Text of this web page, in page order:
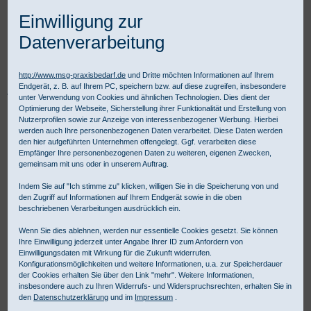
Praxisbedarf Shop Instrumente
Einmalinstrumente
CLINA STAR Einmalinstrumente
Pinzetten
Pinzette chirurgisch fein 11,5 cm
Einwilligung zur
Datenverarbeitung
http://www.msg-praxisbedarf.de und Dritte möchten Informationen auf Ihrem
Endgerät, z. B. auf Ihrem PC, speichern bzw. auf diese zugreifen, insbesondere
unter Verwendung von Cookies und ähnlichen Technologien. Dies dient der
Optimierung der Webseite, Sicherstellung ihrer Funktionalität und Erstellung von
Nutzerprofilen sowie zur Anzeige von interessenbezogener Werbung. Hierbei
werden auch Ihre personenbezogenen Daten verarbeitet. Diese Daten werden
den hier aufgeführten Unternehmen offengelegt. Ggf. verarbeiten diese
Empfänger Ihre personenbezogenen Daten zu weiteren, eigenen Zwecken,
gemeinsam mit uns oder in unserem Auftrag.
Indem Sie auf "Ich stimme zu" klicken, willigen Sie in die Speicherung von und
den Zugriff auf Informationen auf Ihrem Endgerät sowie in die oben
beschriebenen Verarbeitungen ausdrücklich ein.
Wenn Sie dies ablehnen, werden nur essentielle Cookies gesetzt. Sie können
Ihre Einwilligung jederzeit unter Angabe Ihrer ID zum Anfordern von
Einwilligungsdaten mit Wirkung für die Zukunft widerrufen.
Konfigurationsmöglichkeiten und weitere Informationen, u.a. zur Speicherdauer
der Cookies erhalten Sie über den Link "mehr". Weitere Informationen,
insbesondere auch zu Ihren Widerrufs- und Widerspruchsrechten, erhalten Sie in
den Datenschutzerklärung und im Impressum